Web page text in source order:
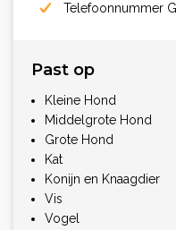
Telefoonnummer
Past op
Kleine Hond
Middelgrote Hond
Grote Hond
Kat
Konijn en Knaagdier
Vis
Vogel